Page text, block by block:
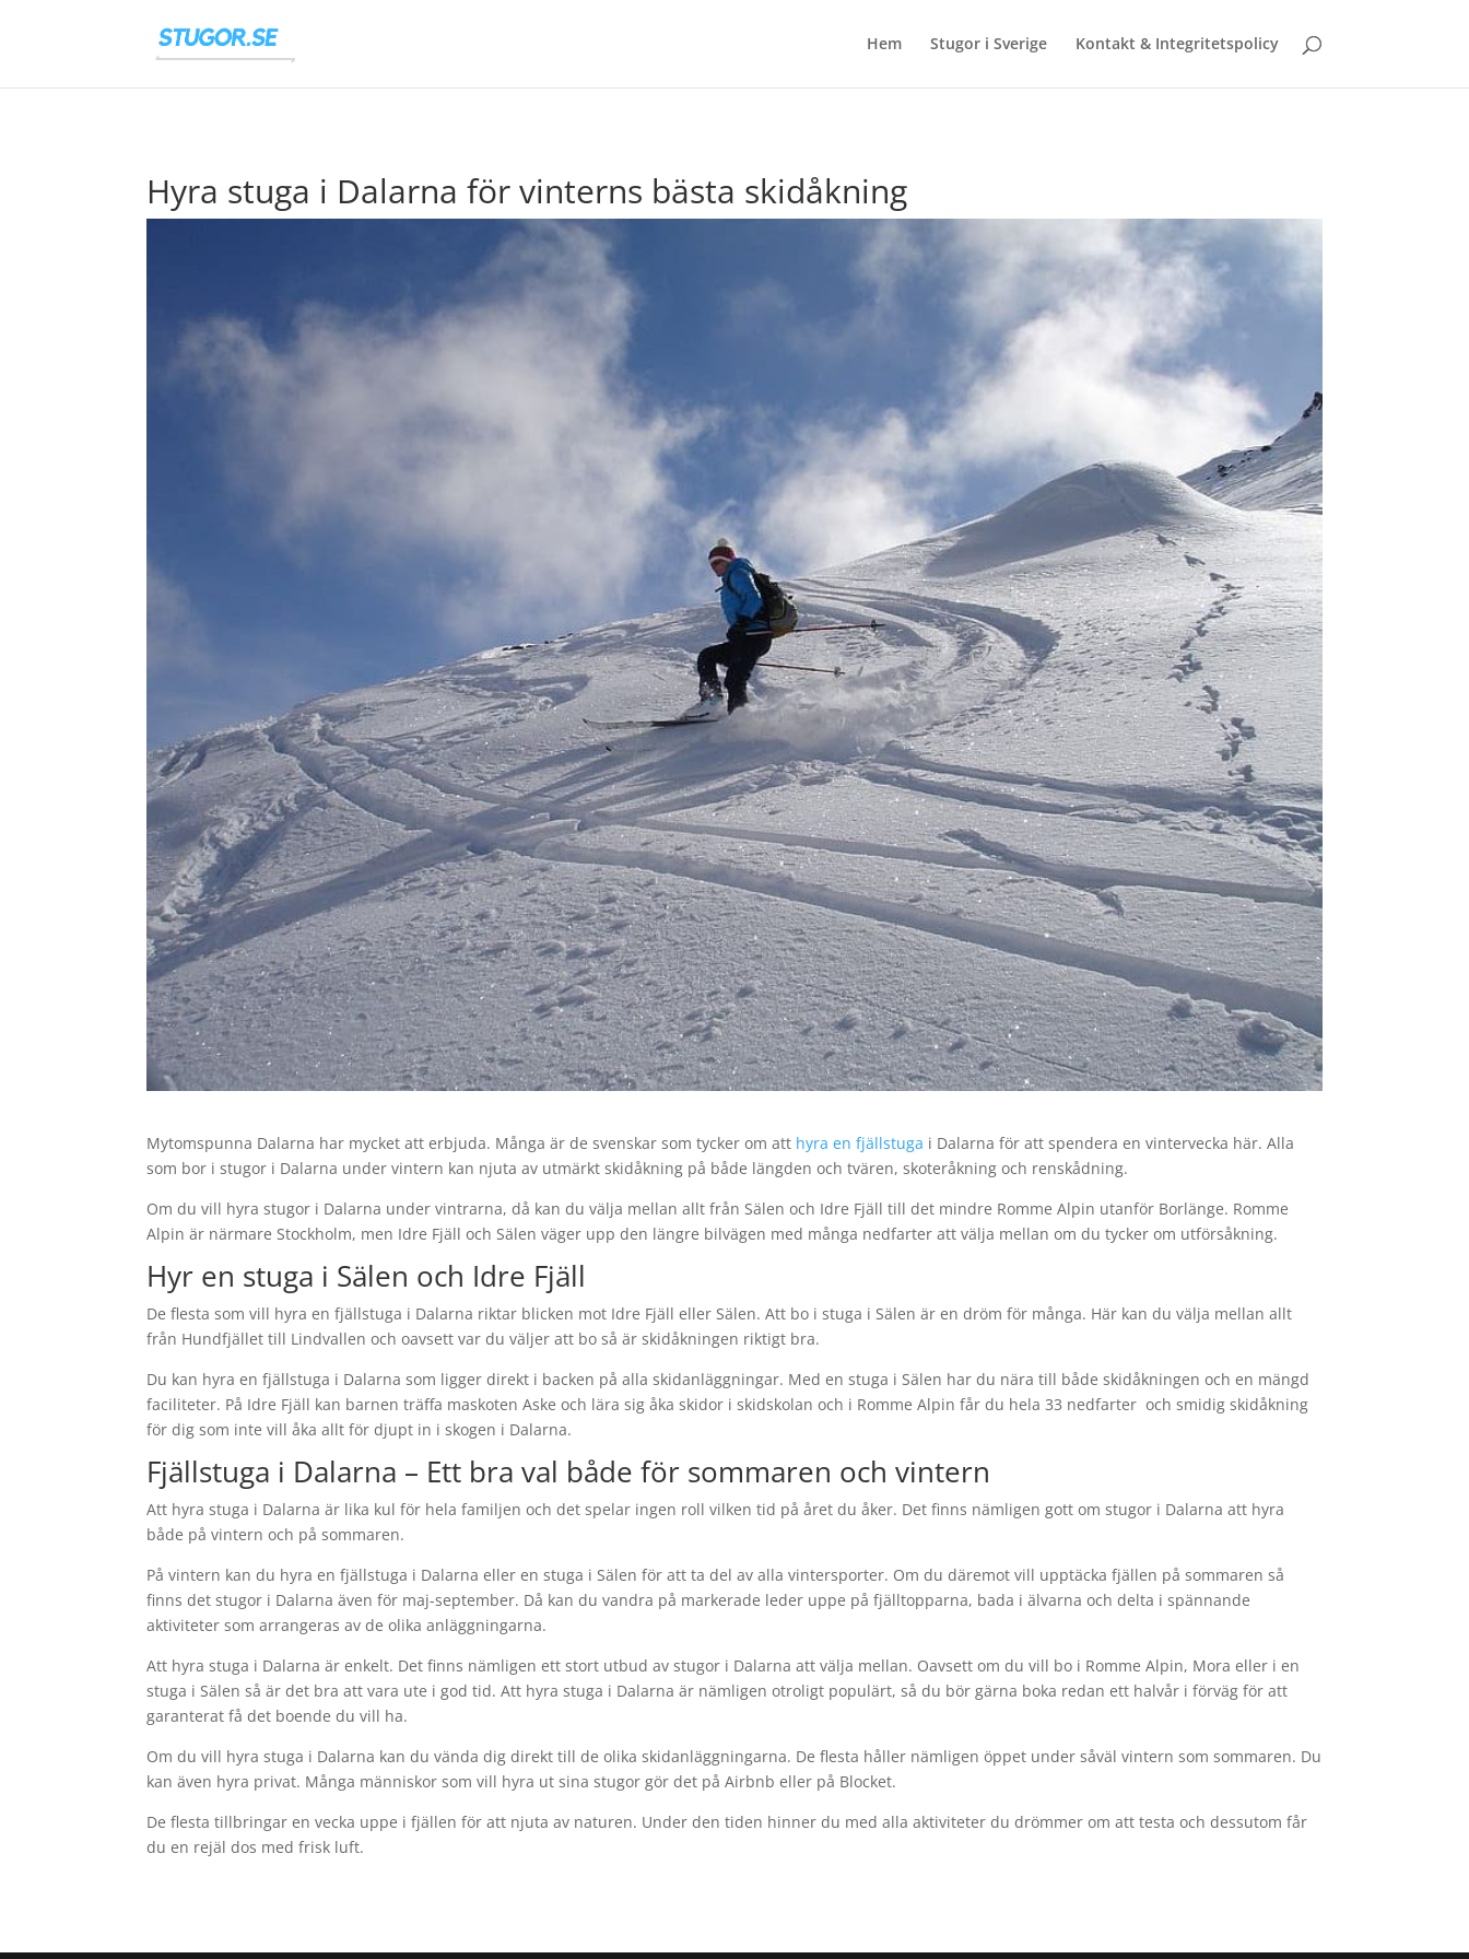
Hem Stugor i Sverige Kontakt & Integritetspolicy
Hyra stuga i Dalarna för vinterns bästa skidåkning
Mytomspunna Dalarna har mycket att erbjuda. Många är de svenskar som tycker om att hyra en fjällstuga i Dalarna för att spendera en vintervecka här. Alla
som bor i stugor i Dalarna under vintern kan njuta av utmärkt skidåkning på både längden och tvären, skoteråkning och renskådning.
Om du vill hyra stugor i Dalarna under vintrarna, då kan du välja mellan allt från Sälen och Idre Fjäll till det mindre Romme Alpin utanför Borlänge. Romme
Alpin är närmare Stockholm, men Idre Fjäll och Sälen väger upp den längre bilvägen med många nedfarter att välja mellan om du tycker om utförsåkning.
Hyr en stuga i Sälen och Idre Fjäll
De flesta som vill hyra en fjällstuga i Dalarna riktar blicken mot Idre Fjäll eller Sälen. Att bo i stuga i Sälen är en dröm för många. Här kan du välja mellan allt
från Hundfjället till Lindvallen och oavsett var du väljer att bo så är skidåkningen riktigt bra.
Du kan hyra en fjällstuga i Dalarna som ligger direkt i backen på alla skidanläggningar. Med en stuga i Sälen har du nära till både skidåkningen och en mängd
faciliteter. På Idre Fjäll kan barnen träffa maskoten Aske och lära sig åka skidor i skidskolan och i Romme Alpin får du hela 33 nedfarter och smidig skidåkning
för dig som inte vill åka allt för djupt in i skogen i Dalarna.
Fjällstuga i Dalarna – Ett bra val både för sommaren och vintern
Att hyra stuga i Dalarna är lika kul för hela familjen och det spelar ingen roll vilken tid på året du åker. Det finns nämligen gott om stugor i Dalarna att hyra
både på vintern och på sommaren.
På vintern kan du hyra en fjällstuga i Dalarna eller en stuga i Sälen för att ta del av alla vintersporter. Om du däremot vill upptäcka fjällen på sommaren så
finns det stugor i Dalarna även för maj-september. Då kan du vandra på markerade leder uppe på fjälltopparna, bada i älvarna och delta i spännande
aktiviteter som arrangeras av de olika anläggningarna.
Att hyra stuga i Dalarna är enkelt. Det finns nämligen ett stort utbud av stugor i Dalarna att välja mellan. Oavsett om du vill bo i Romme Alpin, Mora eller i en
stuga i Sälen så är det bra att vara ute i god tid. Att hyra stuga i Dalarna är nämligen otroligt populärt, så du bör gärna boka redan ett halvår i förväg för att
garanterat få det boende du vill ha.
Om du vill hyra stuga i Dalarna kan du vända dig direkt till de olika skidanläggningarna. De flesta håller nämligen öppet under såväl vintern som sommaren. Du
kan även hyra privat. Många människor som vill hyra ut sina stugor gör det på Airbnb eller på Blocket.
De flesta tillbringar en vecka uppe i fjällen för att njuta av naturen. Under den tiden hinner du med alla aktiviteter du drömmer om att testa och dessutom får
du en rejäl dos med frisk luft.